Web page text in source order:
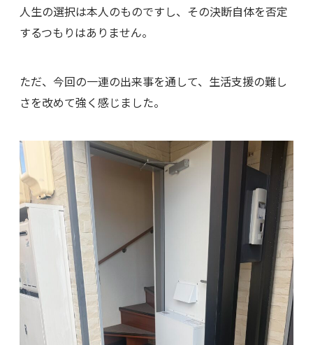
人生の選択は本人のものですし、その決断自体を否定
するつもりはありません。
ただ、今回の一連の出来事を通して、生活支援の難し
さを改めて強く感じました。